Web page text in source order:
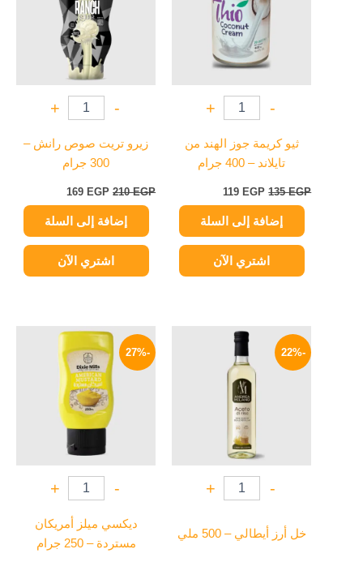
-
+
ثيو كريمة جوز الهند من
تايلاند – 400 جرام
135EGP
119 EGP
إضافة إلى السلة
اشتري الآن
-
+
زيرو تريت صوص رانش –
300 جرام
210EGP
169 EGP
إضافة إلى السلة
اشتري الآن
-22%
-
+
خل أرز أيطالي – 500 ملي
السعر
الأصلي
165 EGP.
-27%
-
+
ديكسي ميلز أمريكان
مستردة – 250 جرام
السعر
الأصلي
هو:
55 EGP.
السعر
هو:
40 EGP.